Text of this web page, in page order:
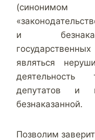
(синонимом
и
являться
деятельность
депутатов и
безнаказанной.
Позволим